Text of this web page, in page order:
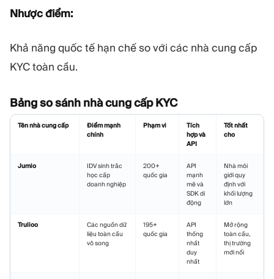
Nhược điểm:
Khả năng quốc tế hạn chế so với các nhà cung cấp
KYC toàn cầu.
Bảng so sánh nhà cung cấp KYC
Tên nhà cung cấp
Điểm mạnh
chính
Phạm vi
Tích
hợp và
API
Tốt nhất
cho
Jumio
IDV sinh trắc
học cấp
doanh nghiệp
200+
quốc gia
API
mạnh
mẽ và
SDK di
động
Nhà môi
giới quy
định với
khối lượng
lớn
Trulioo
Các nguồn dữ
liệu toàn cầu
vô song
195+
quốc gia
API
thống
nhất
duy
nhất
Mở rộng
toàn cầu,
thị trường
mới nổi